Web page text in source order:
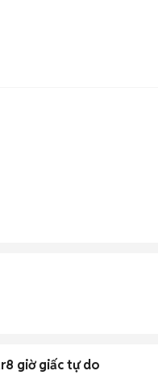
giờ giấc tự do